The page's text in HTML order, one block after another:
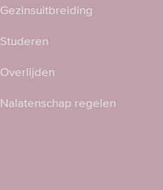
Gezinsuitbreiding
Studeren
Overlijden
Nalatenschap regelen